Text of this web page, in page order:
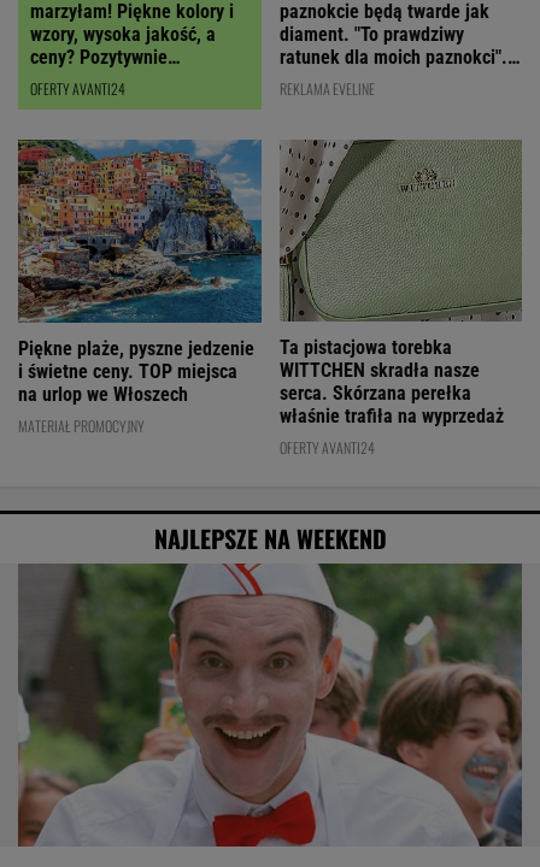
marzyłam! Piękne kolory i
wzory, wysoka jakość, a
ceny? Pozytywnie
zaskakują!
OFERTY AVANTI24
paznokcie będą twarde jak
diament. "To prawdziwy
ratunek dla moich paznokci".
Cena? Niska!
REKLAMA EVELINE
Piękne plaże, pyszne jedzenie
i świetne ceny. TOP miejsca
na urlop we Włoszech
MATERIAŁ PROMOCYJNY
Ta pistacjowa torebka
WITTCHEN skradła nasze
serca. Skórzana perełka
właśnie trafiła na wyprzedaż
OFERTY AVANTI24
NAJLEPSZE NA WEEKEND